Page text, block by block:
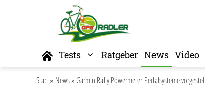
Home
Tests Ratgeber News Video
Start» News» Garmin Rally Powermeter-Pedalsysteme